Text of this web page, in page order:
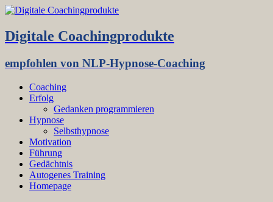
Digitale Coachingprodukte
empfohlen von NLP-Hypnose-Coaching
Coaching
Erfolg
Gedanken programmieren
Hypnose
Selbsthypnose
Motivation
Führung
Gedächtnis
Autogenes Training
Homepage